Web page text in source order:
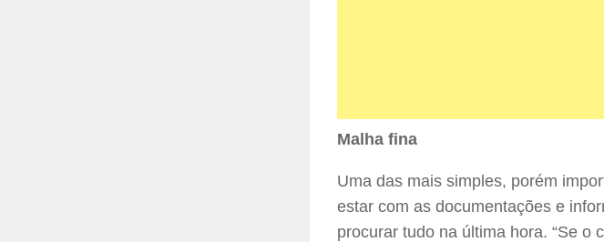
Malha fina
Uma das mais simples, porém
estar com as documentações e
procurar tudo na última hora. “Se o